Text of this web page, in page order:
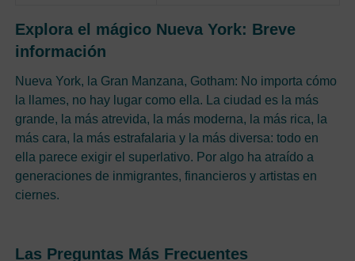
Explora el mágico Nueva York: Breve
información
Nueva York, la Gran Manzana, Gotham: No importa cómo
la llames, no hay lugar como ella. La ciudad es la más
grande, la más atrevida, la más moderna, la más rica, la
más cara, la más estrafalaria y la más diversa: todo en
ella parece exigir el superlativo. Por algo ha atraído a
generaciones de inmigrantes, financieros y artistas en
ciernes.
Las Preguntas Más Frecuentes